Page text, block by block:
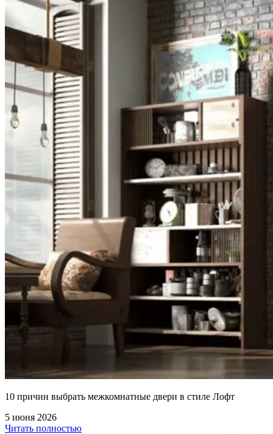
10 причин выбрать межкомнатные двери в стиле Лофт
5 июня 2026
Читать полностью